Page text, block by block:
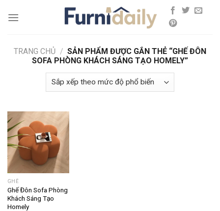
TRANG CHỦ / SẢN PHẨM ĐƯỢC GẮN THẺ “GHẾ ĐÔN
SOFA PHÒNG KHÁCH SÁNG TẠO HOMELY”
GHẾ
Ghế Đôn Sofa Phòng
Khách Sáng Tạo
Homely